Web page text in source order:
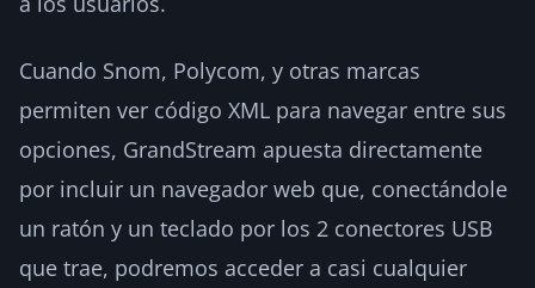
Cuando Snom, Polycom, y otras marcas
permiten ver código XML para navegar entre sus
opciones, GrandStream apuesta directamente
por incluir un navegador web que, conectándole
un ratón y un teclado por los 2 conectores USB
que trae, podremos acceder a casi cualquier